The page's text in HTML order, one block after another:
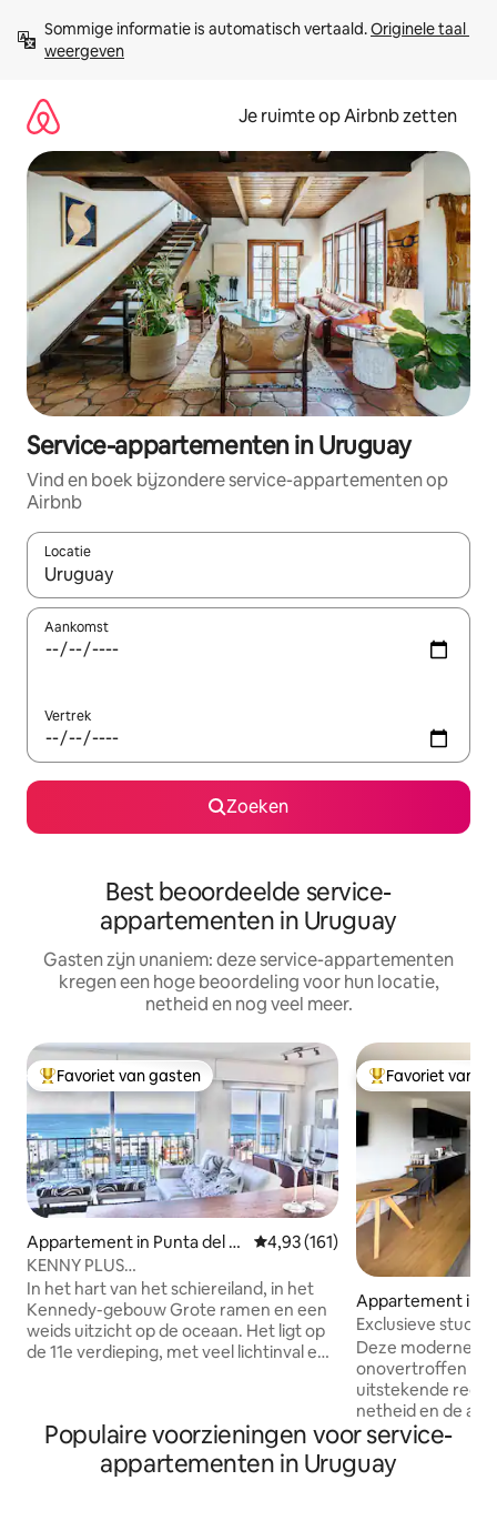
direct
naar
Sommige informatie is automatisch vertaald. Originele taal
weergeven
Je ruimte op Airbnb zetten
Service-appartementen in Uruguay
Vind en boek bijzondere service-appartementen op
Airbnb
Locatie
Wanneer er suggesties beschikbaar zijn, maak je een keuze
Aankomst
Vertrek
Zoeken
Best beoordeelde service-
appartementen in Uruguay
Gasten zijn unaniem: deze service-appartementen
kregen een hoge beoordeling voor hun locatie,
netheid en nog veel meer.
Topfavoriet van gasten
Favoriet van gasten
Appartement in Punta del Es
te
Gemiddelde beoordeling van
4,93 (161)
KENNY PLUS
Airconditioning/verwarming • Ideale
locatie bekijken - Kingsize bed
In het hart van het schiereiland, in het
Kennedy-gebouw Grote ramen en een
weids uitzicht op de oceaan. Het ligt op
de 11e verdieping, met veel lichtinval en
Emir, evenals de beste winkels,
restaurants en cafés. Zeer comfortabel
en uitgerust voor het hele jaar
Topfavoriet van
Favoriet van
Appartement in
o
Exclusieve
plaatse.
Deze moderne
onovertroffen
uitstekende
netheid en de
verhuurder. Het
ingang met
een receptie met
Populaire voorzieningen voor service-
appartementen in Uruguay